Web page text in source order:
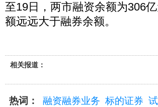
至19日，两市融资余额为306
额远远大于融券余额。
相关报道：
热词： 融资融券业务 标的证券